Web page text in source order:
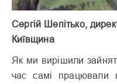
Сергій Шепітько,
Київщина
Як ми вирішили
час самі працювали